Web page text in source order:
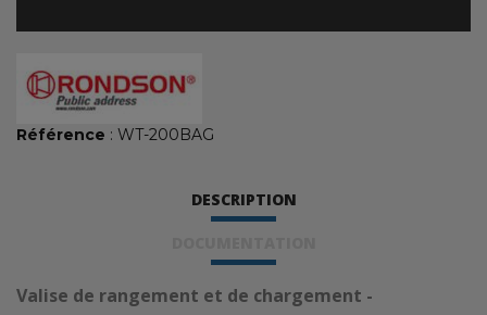
Référence : WT-200BAG
DESCRIPTION
Valise de rangement et de chargement -